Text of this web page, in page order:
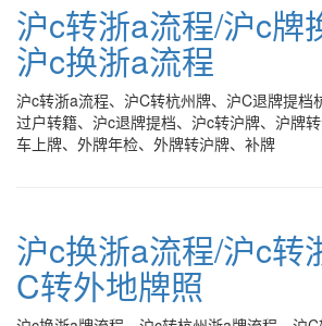
沪c转浙a流程/沪c牌
沪c换浙a流程
沪c转浙a流程、沪C转杭州牌、沪C退牌提档
过户转籍、沪c退牌提档、沪c转沪牌、沪牌
车上牌、外牌年检、外牌转沪牌、补牌
沪c换浙a流程/沪c转
C转外地牌照